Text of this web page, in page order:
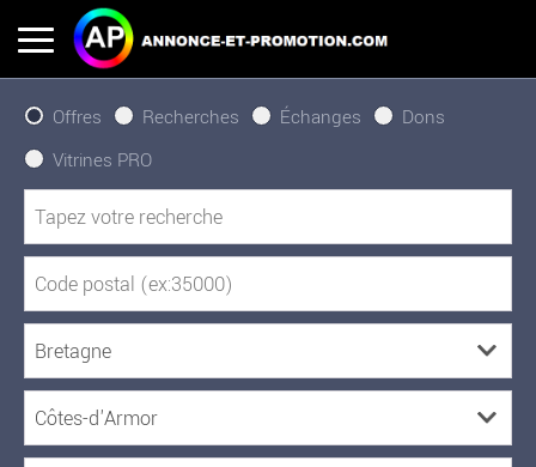
Offres Recherches Échanges
Dons
Vitrines PRO